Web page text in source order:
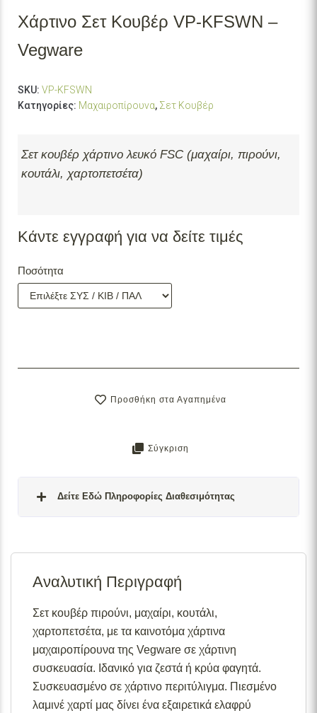
Χάρτινο Σετ Κουβέρ VP-KFSWN –
Vegware
SKU: VP-KFSWN
Κατηγορίες: Μαχαιροπίρουνα, Σετ Κουβέρ
Σετ κουβέρ χάρτινο λευκό FSC (μαχαίρι, πιρούνι,
κουτάλι, χαρτοπετσέτα)
Κάντε εγγραφή για να δείτε τιμές
Ποσότητα
Προσθήκη στα Αγαπημένα
Σύγκριση
Δείτε Εδώ Πληροφορίες Διαθεσιμότητας
Διαθέσιμο κατόπιν παραγγελίας:
ημερομηνία εξόφλησης της παραγγελίας σας.
Σε απόθεμα (επιπλέον μπορεί να ζητηθεί κατόπιν
παραγγελίας):Μερική ποσότητα είναι άμεσα διαθέσιμη
για αποστολή και το υπόλοιπο σε 2 – 4 εβδομάδες από
την ημερομηνία εξόφλησης της παραγγελίας σας.
Για περισσότερες λεπτομέρειες σχετικά με τις
Αναλυτική Περιγραφή
Σετ κουβέρ πιρούνι, μαχαίρι, κουτάλι,
χαρτοπετσέτα, με τα καινοτόμα χάρτινα
μαχαιροπίρουνα της Vegware σε χάρτινη
συσκευασία. Ιδανικό για ζεστά ή κρύα φαγητά.
Συσκευασμένο σε χάρτινο περιτύλιγμα. Πιεσμένο
λαμινέ χαρτί μας δίνει ένα εξαιρετικά ελαφρύ